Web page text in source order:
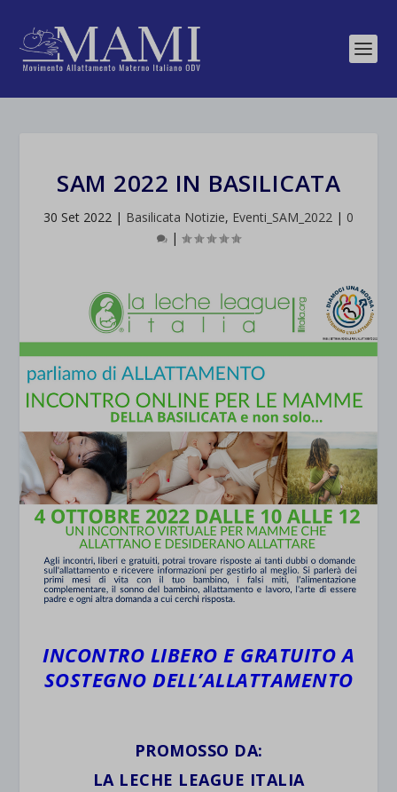
SAM 2022 IN BASILICATA
30 Set 2022 | Basilicata Notizie, Eventi_SAM_2022 | 0
|
INCONTRO LIBERO E GRATUITO A
SOSTEGNO DELL’ALLATTAMENTO
PROMOSSO DA:
LA LECHE LEAGUE ITALIA